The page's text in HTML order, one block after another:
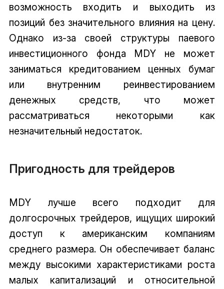
возможность входить и выходить из
позиций без значительного влияния на цену.
Однако из-за своей структуры паевого
инвестиционного фонда MDY не может
заниматься кредитованием ценных бумаг
или внутренним реинвестированием
денежных средств, что может
рассматриваться некоторыми как
незначительный недостаток.
Пригодность для трейдеров
MDY лучше всего подходит для
долгосрочных трейдеров, ищущих широкий
доступ к американским компаниям
среднего размера. Он обеспечивает баланс
между высокими характеристиками роста
малых капитализаций и относительной